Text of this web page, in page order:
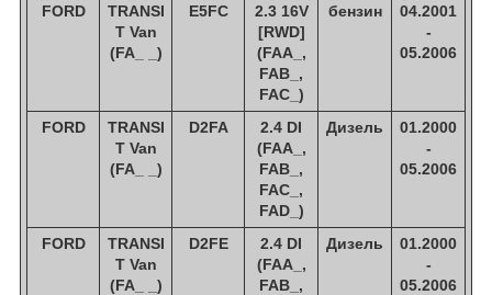
FORD
TRANSI
T Van
(FA_ _)
E5FC
2.3 16V
[RWD]
(FAA_,
FAB_,
FAC_)
бензин
04.2001
-
05.2006
FORD
TRANSI
T Van
(FA_ _)
D2FA
2.4 DI
(FAA_,
FAB_,
FAC_,
FAD_)
Дизель
01.2000
-
05.2006
FORD
TRANSI
T Van
(FA_ _)
D2FE
2.4 DI
(FAA_,
FAB_,
Дизель
01.2000
-
05.2006